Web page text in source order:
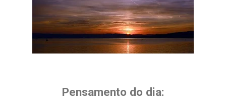
Pensamento do dia: